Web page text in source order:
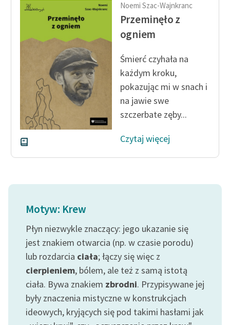
Noemi Szac-Wajnkranc
Przeminęło z
ogniem
Śmierć czyhała na
każdym kroku,
pokazując mi w snach i
na jawie swe
szczerbate zęby...
Czytaj więcej
Motyw: Krew
Płyn niezwykle znaczący: jego ukazanie się
jest znakiem otwarcia (np. w czasie porodu)
lub rozdarcia ciała; łączy się więc z
cierpieniem, bólem, ale też z samą istotą
ciała. Bywa znakiem zbrodni. Przypisywane jej
były znaczenia mistyczne w konstrukcjach
ideowych, kryjących się pod takimi hasłami jak